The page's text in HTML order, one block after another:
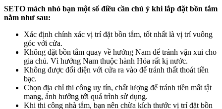
SETO mách nhỏ bạn một số điều cần chú ý khi lắp đặt bồn tắm
nằm như sau:
Xác định chính xác vị trí đặt bồn tắm, tốt nhất là vị trí vuông
góc với cửa.
Không đặt bồn tắm quay về hướng Nam để tránh vận xui cho
gia chủ. Vì hướng Nam thuộc hành Hỏa rất kị nước.
Không được đối diện với cửa ra vào để tránh thất thoát tiền
bạc.
Chọn địa chỉ thi công uy tín, chất lượng để tránh tiền mất tật
mang, ảnh hưởng tới quá trình sử dụng.
Khi thi công nhà tắm, bạn nên chừa kích thước vị trí đặt bồn